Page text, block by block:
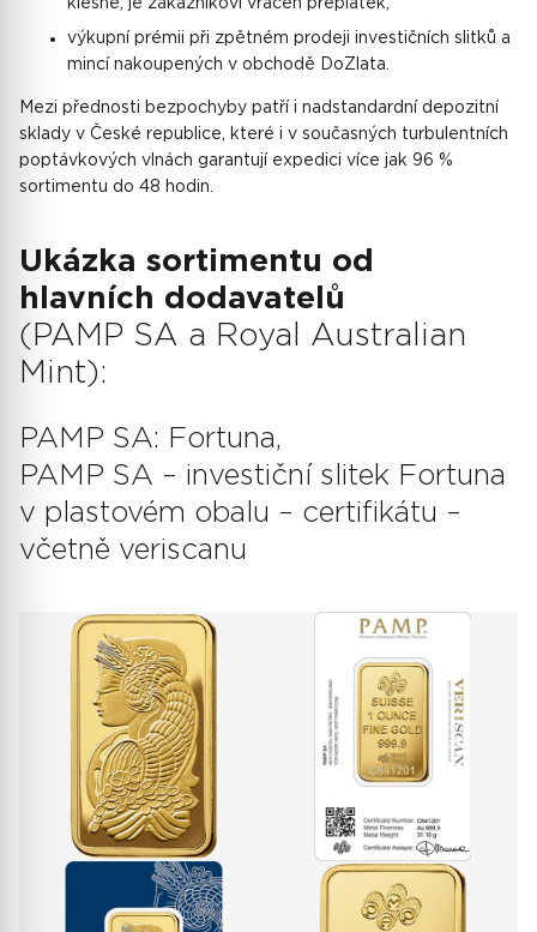
klesne, je zákazníkovi vrácen přeplatek,
výkupní prémii při zpětném prodeji investičních slitků a
mincí nakoupených v obchodě DoZlata.
Mezi přednosti bezpochyby patří i nadstandardní depozitní
sklady v České republice, které i v současných turbulentních
poptávkových vlnách garantují expedici více jak 96 %
sortimentu do 48 hodin.
Ukázka sortimentu od
hlavních dodavatelů
(PAMP SA a Royal Australian
Mint):
PAMP SA: Fortuna,
PAMP SA – investiční slitek Fortuna
v plastovém obalu – certifikátu –
včetně veriscanu